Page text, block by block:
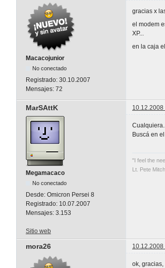
Macacojunior
No conectado
Registrado: 30.10.2007
Mensajes: 72
gracias x
el modem
XP...
en la caja
MarSAttK
Megamacaco
No conectado
Desde: Omicron Persei 8
Registrado: 10.07.2007
Mensajes: 3.153
Buscá en
"I feel the
Lt. Pete
Sitio web
mora26 10.12.2008
ok,